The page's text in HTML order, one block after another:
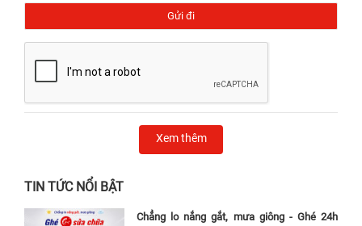
Xem thêm
TIN TỨC NỔI BẬT
Chẳng lo nắng gắt, mưa giông - Ghé 24h